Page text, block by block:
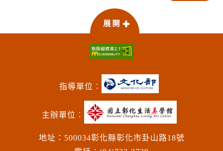
指導單位︰
主辦單位︰
地址：500034彰化縣彰化市卦山路18號